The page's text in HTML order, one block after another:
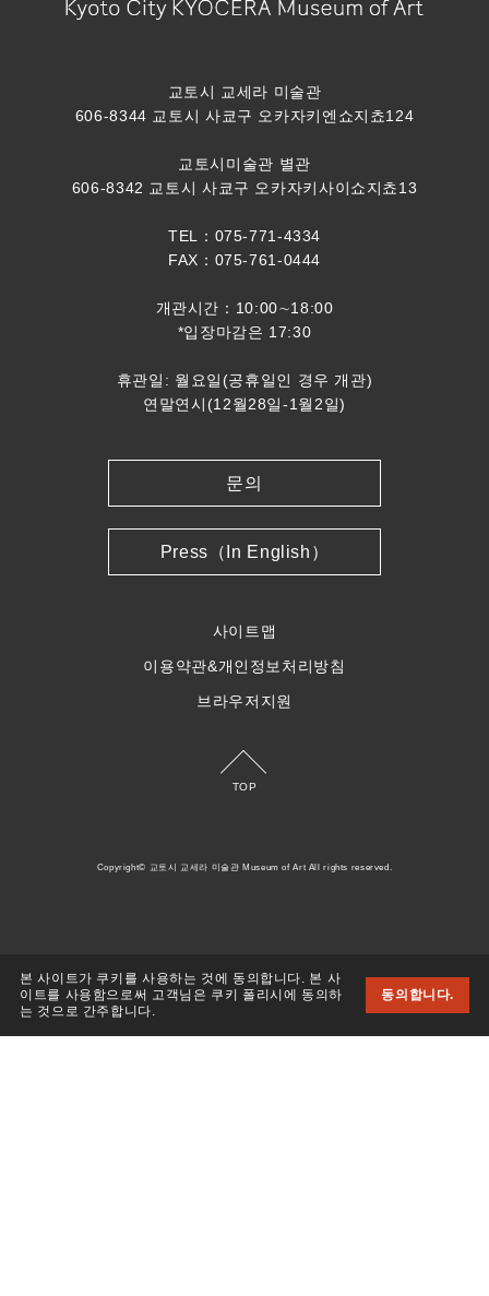
본 사이트가 쿠키를 사용하는 것에 동의합니다. 본 사
이트를 사용함으로써 고객님은 쿠키 폴리시에 동의하
는 것으로 간주합니다.
동의합니다.
교토시 교세라 미술관
606-8344 교토시 사쿄구 오카자키엔쇼지쵸124
교토시미술관 별관
606-8342 교토시 사쿄구 오카자키사이쇼지쵸13
TEL：075-771-4334
FAX：075-761-0444
개관시간：10:00∼18:00
*입장마감은 17:30
휴관일: 월요일(공휴일인 경우 개관)
연말연시(12월28일-1월2일)
문의
Press（In English）
사이트맵
이용약관&개인정보처리방침
브라우저지원
TOP
Copyright© 교토시 교세라 미술관 Museum of Art All rights reserved.